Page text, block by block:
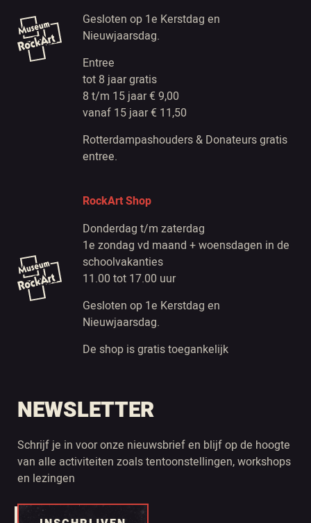
Gesloten op 1e Kerstdag en
Nieuwjaarsdag.
Entree
tot 8 jaar gratis
8 t/m 15 jaar € 9,00
vanaf 15 jaar € 11,50
Rotterdampashouders & Donateurs gratis
entree.
RockArt Shop
Donderdag t/m zaterdag
1e zondag vd maand + woensdagen in de
schoolvakanties
11.00 tot 17.00 uur
Gesloten op 1e Kerstdag en
Nieuwjaarsdag.
De shop is gratis toegankelijk
NEWSLETTER
Schrijf je in voor onze nieuwsbrief en blijf op de hoogte
van alle activiteiten zoals tentoonstellingen, workshops
en lezingen